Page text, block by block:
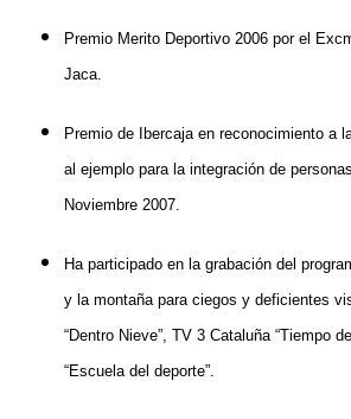
Premio Merito Deportivo 2006 por el
Jaca.
Premio de Ibercaja en reconocimiento a
al ejemplo para la integración de
Noviembre 2007.
Ha participado en la grabación del
y la montaña para ciegos y deficientes
“Dentro Nieve”, TV 3 Cataluña “Tiempo
“Escuela del deporte”.